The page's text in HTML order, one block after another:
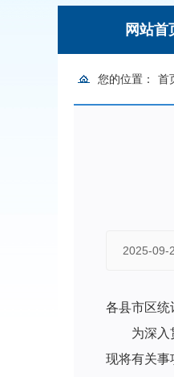
网站首
您的位置： 首
2025-09-
各县市区统
为深入
现将有关事